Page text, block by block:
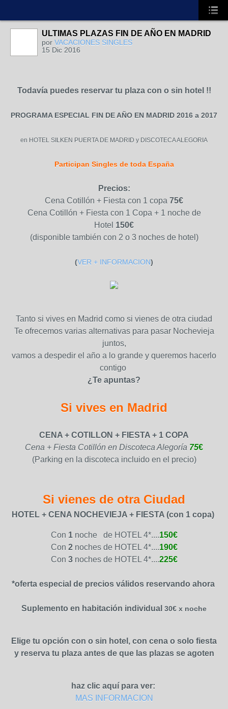
ULTIMAS PLAZAS FIN DE AÑO EN MADRID
por VACACIONES SINGLES
15 Dic 2016
Todavía puedes reservar tu plaza con o sin hotel !!
PROGRAMA ESPECIAL FIN DE AÑO EN MADRID 2016 a 2017
en HOTEL SILKEN PUERTA DE MADRID y DISCOTECA ALEGORIA
Participan Singles de toda España
Precios:
Cena Cotillón + Fiesta con 1 copa 75€
Cena Cotillón + Fiesta con 1 Copa + 1 noche de
Hotel 150€
(disponible también con 2 o 3 noches de hotel)
(VER + INFORMACION)
Tanto si vives en Madrid como si vienes de otra ciudad
Te ofrecemos varias alternativas para pasar Nochevieja
juntos,
vamos a despedir el año a lo grande y queremos hacerlo
contigo
¿Te apuntas?
Si vives en Madrid
CENA + COTILLON + FIESTA + 1 COPA
Cena + Fiesta Cotillón en Discoteca Alegoría 75€
(Parking en la discoteca incluido en el precio)
Si vienes de otra Ciudad
HOTEL + CENA NOCHEVIEJA + FIESTA (con 1 copa)
Con 1noche de HOTEL 4*....150€
Con 2noches de HOTEL 4*....190€
Con 3noches de HOTEL 4*....225€
*oferta especial de precios válidos reservando ahora
Suplemento en habitación individual 30€ x noche
Elige tu opción con o sin hotel, con cena o solo fiesta
y reserva tu plaza antes de que las plazas se agoten
haz clic aquí para ver:
MAS INFORMACION